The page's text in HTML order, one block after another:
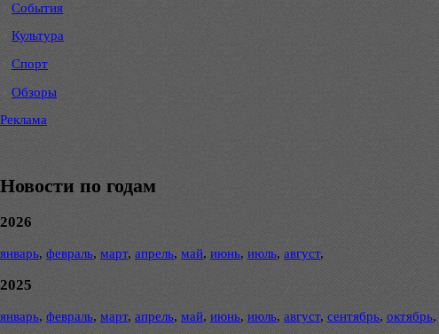
События
Культура
Спорт
Обзоры
Реклама
Новости по годам
2026
январь, февраль, март, апрель, май, июнь, июль, август,
2025
январь, февраль, март, апрель, май, июнь, июль, август, сентябрь, октябрь,